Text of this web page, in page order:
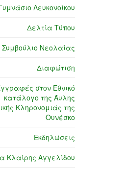
Λευκονοίκου
Δελτία Τύπου
Συμβούλιο Νεολαίας
Διαφώτιση
στον Εθνικό
κατάλογο της Άυλης
Κληρονομιάς της
Ουνέσκο
Εκδηλώσεις
Κλαίρης Αγγελίδου